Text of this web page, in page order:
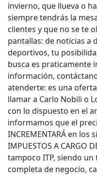
invierno, que llueva o
siempre tendrás la
clientes y que no se te
pantallas: de noticias a
deportivos, tu
busca es praticamente
información,
atenderte: es una
llamar a Carlo Nobili o
con lo dispuesto en el
informamos que el
INCREMENTARÁ en
IMPUESTOS A CARGO
tampoco ITP, siendo
completa de negocio,